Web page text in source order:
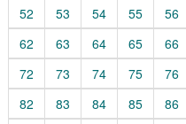
52
53 54 55 56
62
63 64 65 66
72
73 74 75 76
82
83 84 85 86